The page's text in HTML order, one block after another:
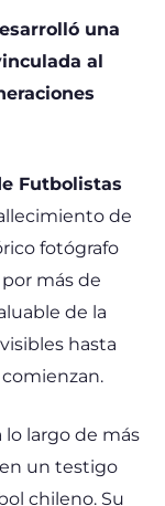
una
al
Futbolistas
de
fotógrafo
más de
de la
hasta
lo largo de más
un testigo
chileno. Su